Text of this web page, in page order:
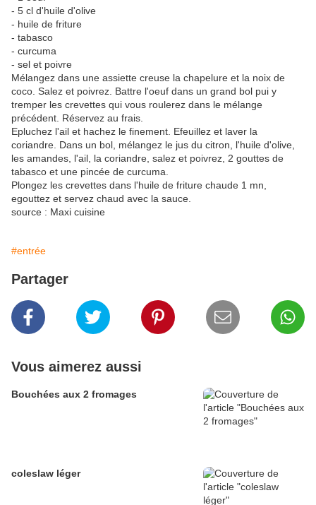
- 5 cl d'huile d'olive
- huile de friture
- tabasco
- curcuma
- sel et poivre
Mélangez dans une assiette creuse la chapelure et la noix de
coco. Salez et poivrez. Battre l'oeuf dans un grand bol pui y
tremper les crevettes qui vous roulerez dans le mélange
précédent. Réservez au frais.
Epluchez l'ail et hachez le finement. Efeuillez et laver la
coriandre. Dans un bol, mélangez le jus du citron, l'huile d'olive,
les amandes, l'ail, la coriandre, salez et poivrez, 2 gouttes de
tabasco et une pincée de curcuma.
Plongez les crevettes dans l'huile de friture chaude 1 mn,
egouttez et servez chaud avec la sauce.
source : Maxi cuisine
#entrée
Partager
Vous aimerez aussi
Bouchées aux 2 fromages
coleslaw léger